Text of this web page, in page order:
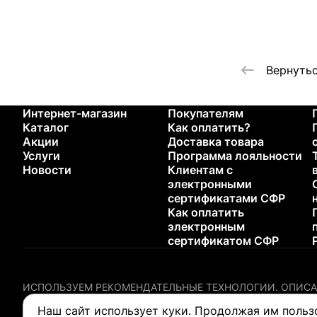
Интернет-магазин
Каталог
Акции
Услуги
Новости
Покупателям
Как оплатить?
Доставка товара
Программа лояльности
Клиентам с
электронными
сертификатами СФР
Как оплатить
электронным
сертификатом СФР
ИСПОЛЬЗУЕМ РЕКОМЕНДАТЕЛЬНЫЕ ТЕХНОЛОГИИ.
Содержание настоящего сайта не предназначено для
Наш сайт использует куки. Продолжая им